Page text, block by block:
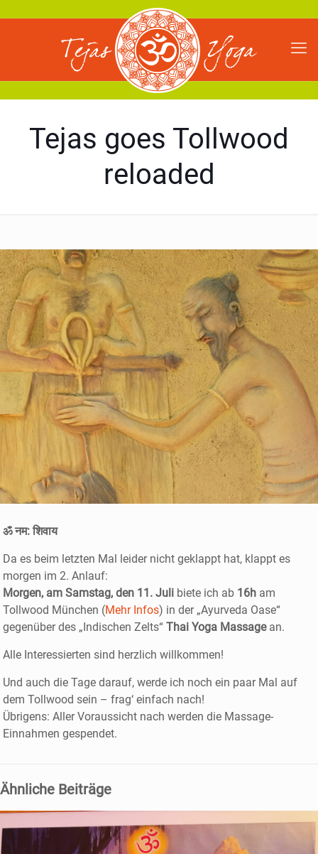
Tejas goes Tollwood
reloaded
ॐ नम: शिवाय
Da es beim letzten Mal leider nicht geklappt hat, klappt es
morgen im 2. Anlauf:
Morgen, am Samstag, den 11. Juli biete ich ab 16h am
Tollwood München (Mehr Infos) in der „Ayurveda Oase“
gegenüber des „Indischen Zelts“Thai Yoga Massage an.
Alle Interessierten sind herzlich willkommen!
Und auch die Tage darauf, werde ich noch ein paar Mal auf
dem Tollwood sein – frag‘ einfach nach!
Übrigens: Aller Voraussicht nach werden die Massage-
Einnahmen gespendet.
Ähnliche Beiträge